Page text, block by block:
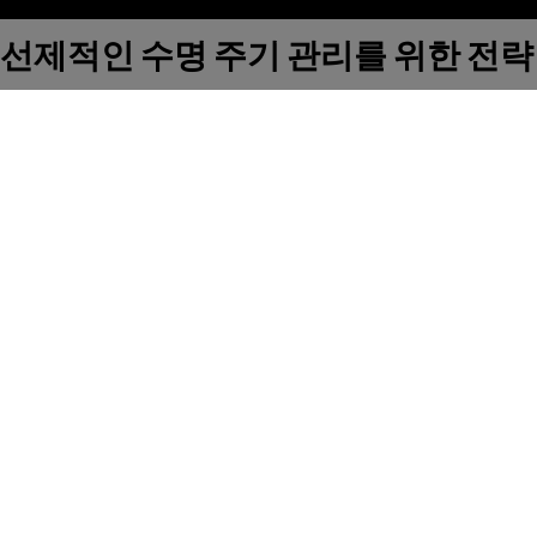
선제적인 수명 주기 관리를 위한 전략